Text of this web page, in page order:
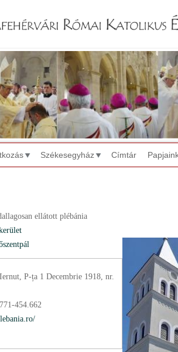
Székesegyház Címtár
ellátott plébánia
P-ța 1 Decembrie 1918, nr.
454.662